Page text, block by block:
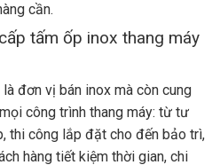
cần.
tấm ốp inox thang máy
đơn vị bán inox mà còn cung
công trình thang máy: từ tư
thi công lắp đặt cho đến bảo trì,
hàng tiết kiệm thời gian, chi